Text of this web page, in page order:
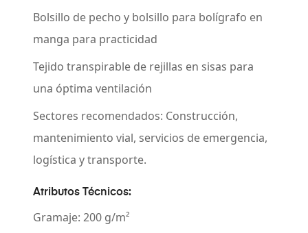
Bolsillo de pecho y bolsillo para bolígrafo en
manga para practicidad
Tejido transpirable de rejillas en sisas para
una óptima ventilación
Sectores recomendados: Construcción,
mantenimiento vial, servicios de emergencia,
logística y transporte.
Atributos Técnicos:
Gramaje: 200 g/m²